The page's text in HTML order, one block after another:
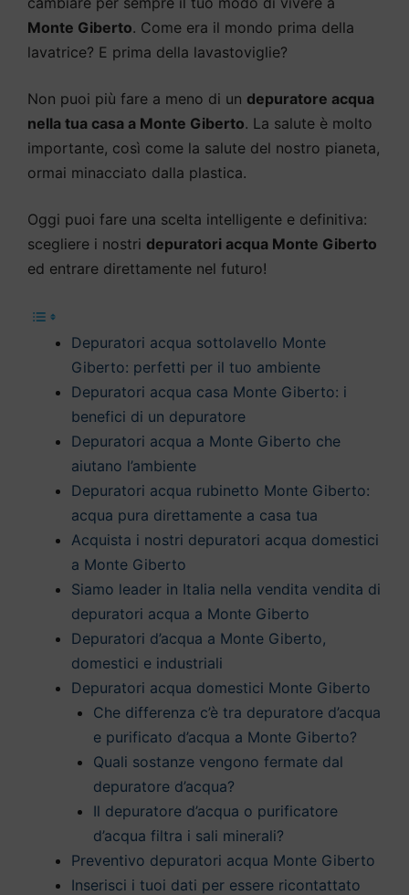
Monte Giberto. Come era il mondo prima della
lavatrice? E prima della lavastoviglie?
Non puoi più fare a meno di un depuratore acqua
nella tua casa a Monte Giberto. La salute è molto
importante, così come la salute del nostro pianeta,
ormai minacciato dalla plastica.
Oggi puoi fare una scelta intelligente e definitiva:
scegliere i nostri depuratori acqua Monte Giberto
ed entrare direttamente nel futuro!
Depuratori acqua sottolavello Monte
Giberto: perfetti per il tuo ambiente
Depuratori acqua casa Monte Giberto: i
benefici di un depuratore
Depuratori acqua a Monte Giberto che
aiutano l’ambiente
Depuratori acqua rubinetto Monte Giberto:
acqua pura direttamente a casa tua
Acquista i nostri depuratori acqua domestici
a Monte Giberto
Siamo leader in Italia nella vendita vendita di
depuratori acqua a Monte Giberto
Depuratori d’acqua a Monte Giberto,
domestici e industriali
Depuratori acqua domestici Monte Giberto
Che differenza c’è tra depuratore d’acqua
e purificato d’acqua a Monte Giberto?
Quali sostanze vengono fermate dal
depuratore d’acqua?
Il depuratore d’acqua o purificatore
d’acqua filtra i sali minerali?
Preventivo depuratori acqua Monte Giberto
Inserisci i tuoi dati per essere ricontattato